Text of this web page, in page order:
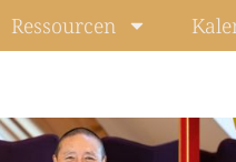
Ressourcen